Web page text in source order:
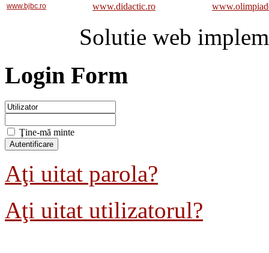
www.bjbc.ro www.didactic.ro
Solutie web
Login Form
Ţine-mă minte
Aţi uitat parola?
Aţi uitat utilizatorul?